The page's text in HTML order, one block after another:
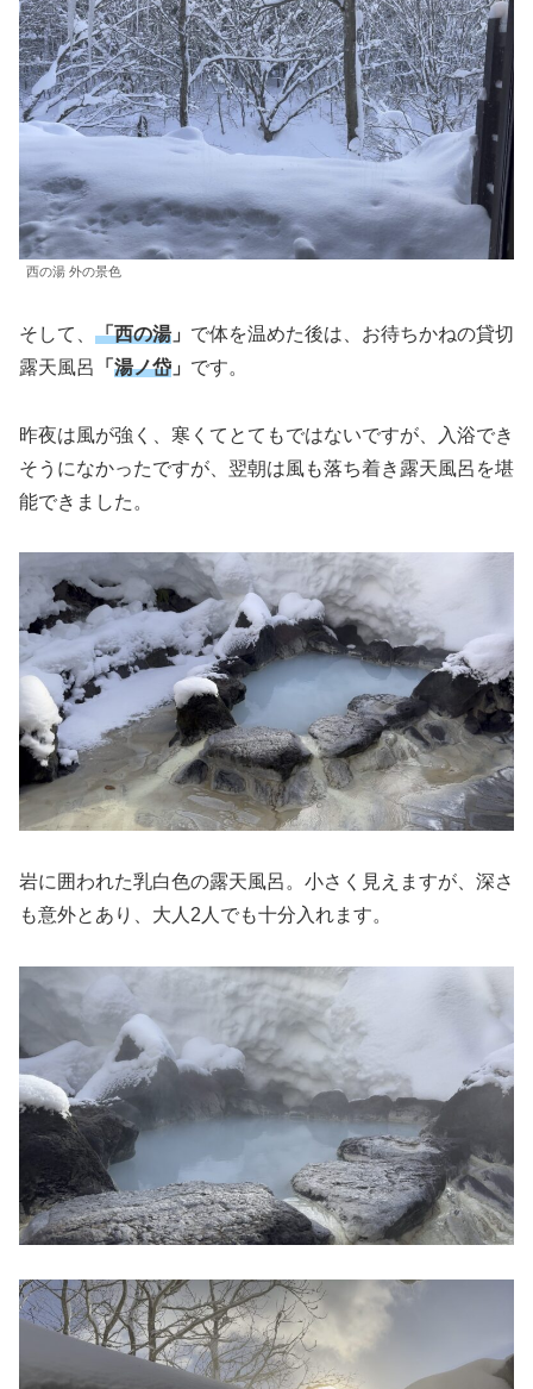
西の湯 外の景色
そして、 「西の湯」 で体を温めた後は、お待ちかねの貸切
露天風呂
「 湯ノ岱 」 です。
昨夜は風が強く、寒くてとてもではないですが、入浴でき
そうになかったですが、翌朝は風も落ち着き露天風呂を堪
能できました。
岩に囲われた乳白色の露天風呂。小さく見えますが、深さ
も意外とあり、大人2人でも十分入れます。